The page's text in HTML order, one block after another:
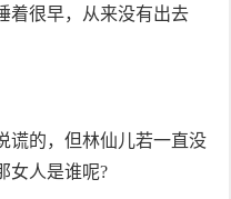
着很早，从来没有出去
谎的，但林仙儿若一直没
女人是谁呢?